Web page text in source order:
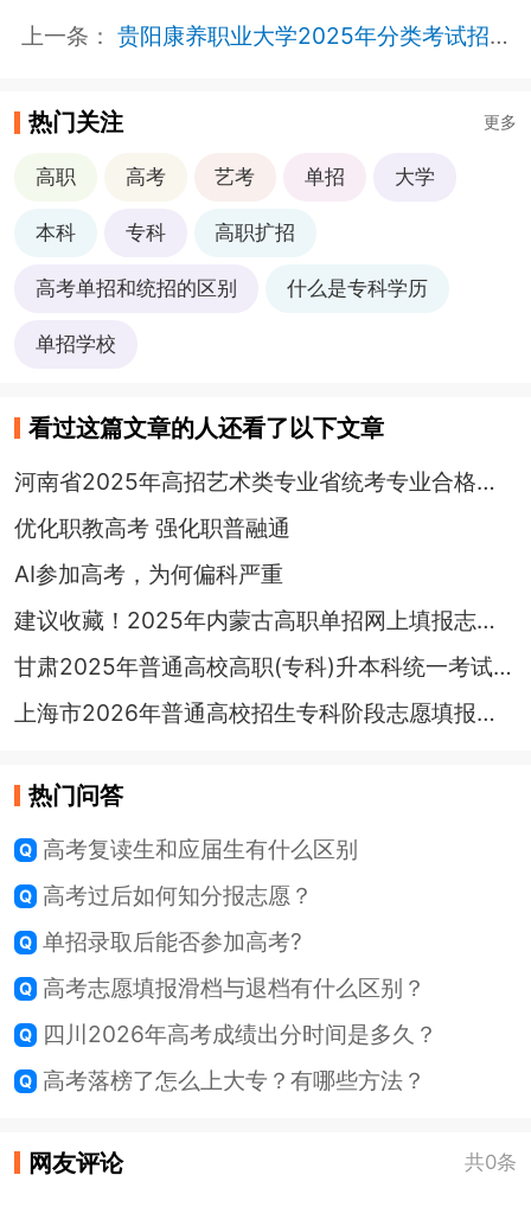
上一条： 贵阳康养职业大学2025年分类考试招生章程
热门关注 更多
高职 高考 艺考 单招 大学
本科 专科 高职扩招
高考单招和统招的区别 什么是专科学历
单招学校
看过这篇文章的人还看了以下文章
河南省2025年高招艺术类专业省统考专业合格线公布
优化职教高考 强化职普融通
AI参加高考，为何偏科严重
建议收藏！2025年内蒙古高职单招网上填报志愿注意事项
甘肃2025年普通高校高职(专科)升本科统一考试3月25日起报名
上海市2026年普通高校招生专科阶段志愿填报及录取问答发布
热门问答
高考复读生和应届生有什么区别
高考过后如何知分报志愿？
单招录取后能否参加高考?
高考志愿填报滑档与退档有什么区别？
四川2026年高考成绩出分时间是多久？
高考落榜了怎么上大专？有哪些方法？
网友评论 共0条